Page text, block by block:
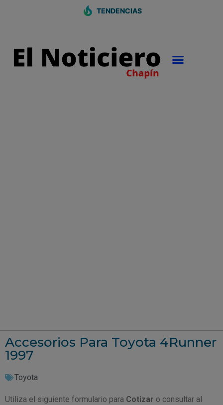
TENDENCIAS
Accesorios Para Toyota 4Runner
1997
Toyota
Utiliza el siguiente formulario para Cotizar o consultar al